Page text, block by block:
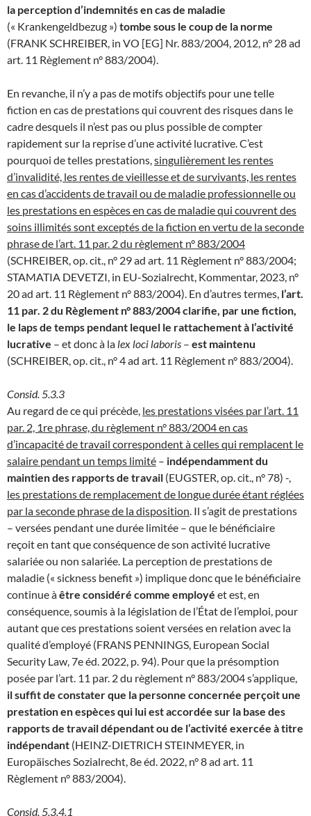
la perception d’indemnités en cas de maladie
(« Krankengeldbezug ») tombe sous le coup de la norme
(FRANK SCHREIBER, in VO [EG] Nr. 883/2004, 2012, n° 28 ad
art. 11 Règlement n° 883/2004).
En revanche, il n’y a pas de motifs objectifs pour une telle
fiction en cas de prestations qui couvrent des risques dans le
cadre desquels il n’est pas ou plus possible de compter
rapidement sur la reprise d’une activité lucrative. C’est
pourquoi de telles prestations, singulièrement les rentes
d’invalidité, les rentes de vieillesse et de survivants, les rentes
en cas d’accidents de travail ou de maladie professionnelle ou
les prestations en espèces en cas de maladie qui couvrent des
soins illimités sont exceptés de la fiction en vertu de la seconde
phrase de l’art. 11 par. 2 du règlement n° 883/2004
(SCHREIBER, op. cit., n° 29 ad art. 11 Règlement n° 883/2004;
STAMATIA DEVETZI, in EU-Sozialrecht, Kommentar, 2023, n°
20 ad art. 11 Règlement n° 883/2004). En d’autres termes, l’art.
11 par. 2 du Règlement n° 883/2004 clarifie, par une fiction,
le laps de temps pendant lequel le rattachement à l’activité
lucrative – et donc à la lex loci laboris – est maintenu
(SCHREIBER, op. cit., n° 4 ad art. 11 Règlement n° 883/2004).
Consid. 5.3.3
Au regard de ce qui précède, les prestations visées par l’art. 11
par. 2, 1re phrase, du règlement n° 883/2004 en cas
d’incapacité de travail correspondent à celles qui remplacent le
salaire pendant un temps limité – indépendamment du
maintien des rapports de travail (EUGSTER, op. cit., n° 78) -,
les prestations de remplacement de longue durée étant réglées
par la seconde phrase de la disposition . Il s’agit de prestations
– versées pendant une durée limitée – que le bénéficiaire
reçoit en tant que conséquence de son activité lucrative
salariée ou non salariée. La perception de prestations de
maladie (« sickness benefit ») implique donc que le bénéficiaire
continue àêtre considéré comme employé et est, en
conséquence, soumis à la législation de l’État de l’emploi, pour
autant que ces prestations soient versées en relation avec la
qualité d’employé (FRANS PENNINGS, European Social
Security Law, 7e éd. 2022, p. 94). Pour que la présomption
posée par l’art. 11 par. 2 du règlement n° 883/2004 s’applique,
il suffit de constater que la personne concernée perçoit une
prestation en espèces qui lui est accordée sur la base des
rapports de travail dépendant ou de l’activité exercée à titre
indépendant (HEINZ-DIETRICH STEINMEYER, in
Europäisches Sozialrecht, 8e éd. 2022, n° 8 ad art. 11
Règlement n° 883/2004).
Consid. 5.3.4.1